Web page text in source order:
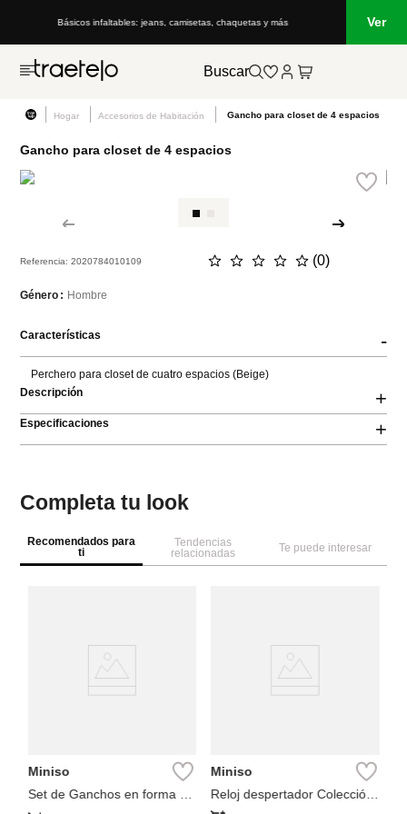
Básicos infaltables: jeans, camisetas, chaquetas y más Ver
Buscar
Hogar Accesorios de Habitación Gancho para closet de 4 espacios
Gancho para closet de 4 espacios
Referencia:2020784010109 ☆ ☆ ☆ ☆ ☆ (0)
Género Hombre
Características -
Perchero para closet de cuatro espacios (Beige)
Descripción
+
Especificaciones +
Completa tu look
Recomendados para
ti
Tendencias
relacionadas
Te puede interesar
Miniso
Set de Ganchos en forma de
Miniso
Reloj despertador Colección
Cream Rabbit